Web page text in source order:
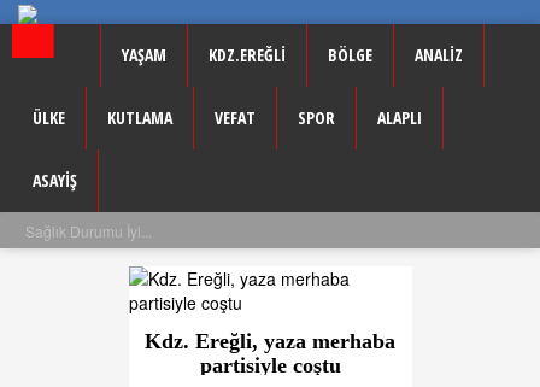
YAŞAM KDZ.EREĞLİ BÖLGE ANALİZ
ÜLKE KUTLAMA VEFAT SPOR ALAPLI
ASAYİŞ
Sağlık Durumu İyi...
Kdz. Ereğli, yaza merhaba
partisiyle coştu